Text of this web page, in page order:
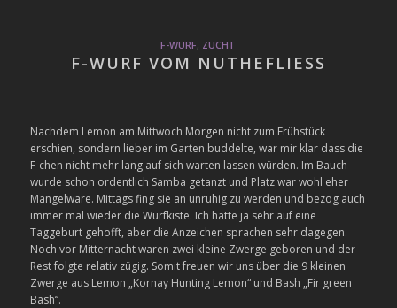
F-WURF, ZUCHT
F-WURF VOM NUTHEFLIESS
Nachdem Lemon am Mittwoch Morgen nicht zum Frühstück
erschien, sondern lieber im Garten buddelte, war mir klar dass die
F-chen nicht mehr lang auf sich warten lassen würden. Im Bauch
wurde schon ordentlich Samba getanzt und Platz war wohl eher
Mangelware. Mittags fing sie an unruhig zu werden und bezog auch
immer mal wieder die Wurfkiste. Ich hatte ja sehr auf eine
Taggeburt gehofft, aber die Anzeichen sprachen sehr dagegen.
Noch vor Mitternacht waren zwei kleine Zwerge geboren und der
Rest folgte relativ zügig. Somit freuen wir uns über die 9 kleinen
Zwerge aus Lemon „Kornay Hunting Lemon“ und Bash „Fir green
Bash“.